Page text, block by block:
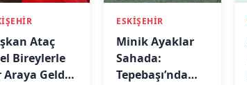
Ataç
Bireylerle
Araya Geldi:
ESKİŞEHİR
Minik Ayaklar
Sahada:
Tepebaşı’nda